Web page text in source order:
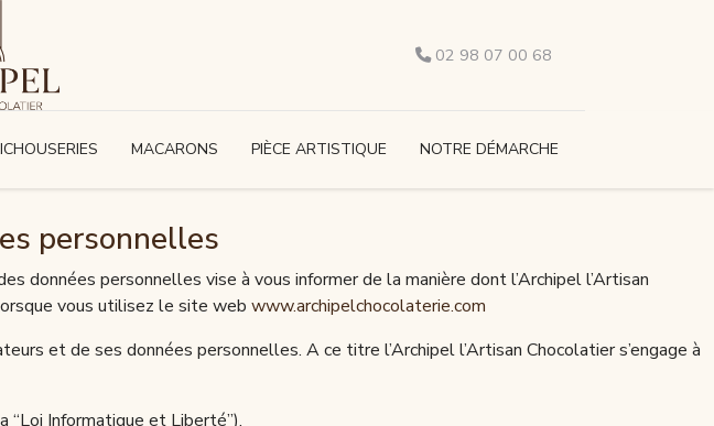
02 98 07 00 68
MACARONS PIÈCE ARTISTIQUE NOTRE DÉMARCHE
personnelles
personnelles vise à vous informer de la manière dont l’Archipel l’Artisan
vous utilisez le site web www.archipelchocolaterie.com
et de ses données personnelles. A ce titre l’Archipel l’Artisan Chocolatier s’engage à
“Loi Informatique et Liberté”),